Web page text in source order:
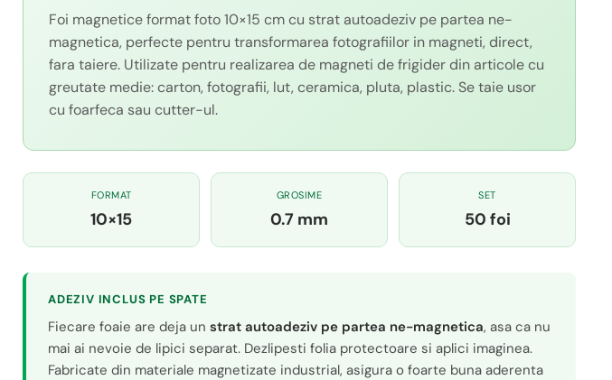
Foi magnetice format foto 10×15 cm cu strat autoadeziv pe partea ne-
magnetica, perfecte pentru transformarea fotografiilor in magneti, direct,
fara taiere. Utilizate pentru realizarea de magneti de frigider din articole cu
greutate medie: carton, fotografii, lut, ceramica, pluta, plastic. Se taie usor
cu foarfeca sau cutter-ul.
FORMAT
10×15
GROSIME
0.7 mm
SET
50 foi
ADEZIV INCLUS PE SPATE
Fiecare foaie are deja un strat autoadeziv pe partea ne-magnetica, asa ca nu
mai ai nevoie de lipici separat. Dezlipesti folia protectoare si aplici imaginea.
Fabricate din materiale magnetizate industrial, asigura o foarte buna aderenta